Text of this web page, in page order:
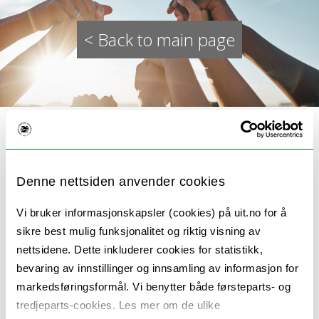
Denne nettsiden anvender cookies
Vi bruker informasjonskapsler (cookies) på uit.no for å
sikre best mulig funksjonalitet og riktig visning av
nettsidene. Dette inkluderer cookies for statistikk,
bevaring av innstillinger og innsamling av informasjon for
markedsføringsformål. Vi benytter både førsteparts- og
tredjeparts-cookies. Les mer om de ulike
< Back to main page
ACE in Fit Futures 3
Previous research shows that adverse
childhood experiences (ACEs) can increase the
risk of physical and mental health problems
later in life. We want to expand our knowledge